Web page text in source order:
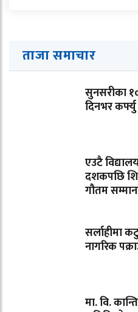
ताजा समाचार
सुनसरीका
दिनभर
एउटै
दशकपछि
गौतम
सर्लाहीमा
नागरिक
मा. वि.